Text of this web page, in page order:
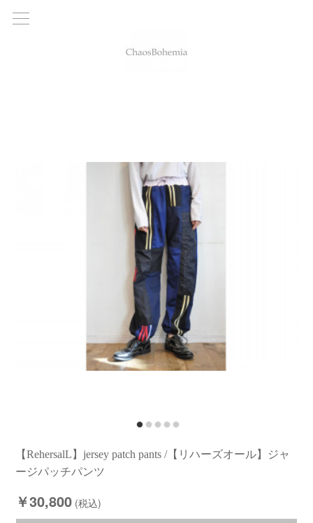
【RehersalL】jersey patch pants /【リハーズオール】ジャ
ージパッチパンツ
￥30,800 (税込)